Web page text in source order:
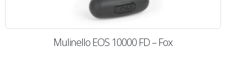
Mulinello EOS 10000 FD – Fox